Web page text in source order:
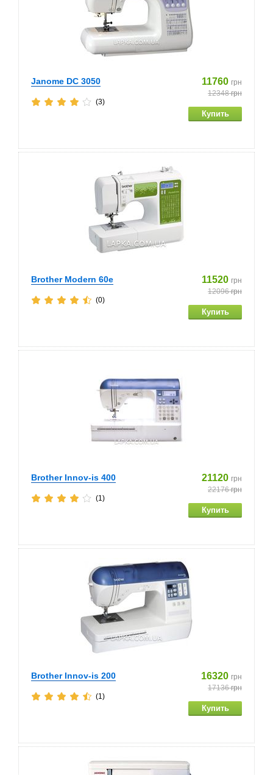
Janome DC 3050 11760 грн
12348грн
(3)
Brother Modern 60e 11520 грн
12096грн
(0)
Brother Innov-is 400 21120 грн
22176грн
(1)
Brother Innov-is 200 16320 грн
17136грн
(1)